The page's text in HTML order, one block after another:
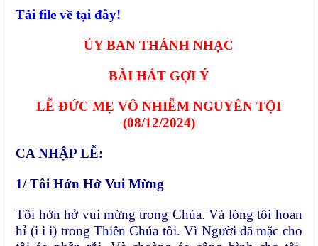
Tải file về tại đây!
ỦY BAN THÁNH NHẠC
BÀI HÁT GỢI Ý
LỄ ĐỨC MẸ VÔ NHIỄM NGUYÊN TỘI
(08/12/2024)
CA NHẬP LỄ:
1/ Tôi Hớn Hở Vui Mừng
Tôi hớn hở vui mừng trong Chúa. Và lòng tôi hoan
hỉ (i i i) trong Thiên Chúa tôi. Vì Người đã mặc cho